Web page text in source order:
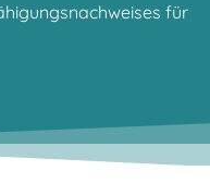
für